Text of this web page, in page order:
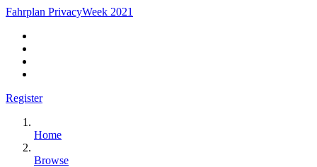
Fahrplan PrivacyWeek 2021
Register
Home
Browse